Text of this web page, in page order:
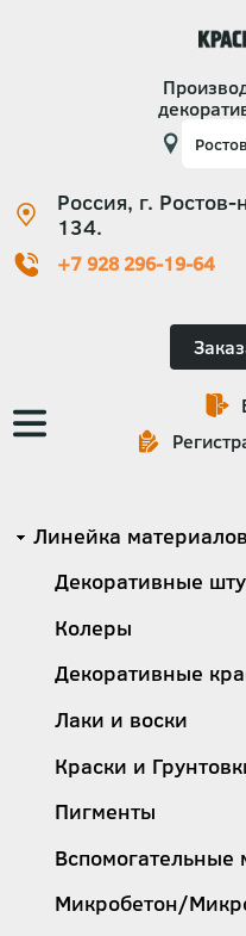
Россия, г.
134.
+7 928 296-19-64
Основная
навигация
Категории
Линейка материалов
Декоративные
Колеры
Декоративные
Лаки и воски
Краски и
Пигменты
Вспомогательные
Микробетон/